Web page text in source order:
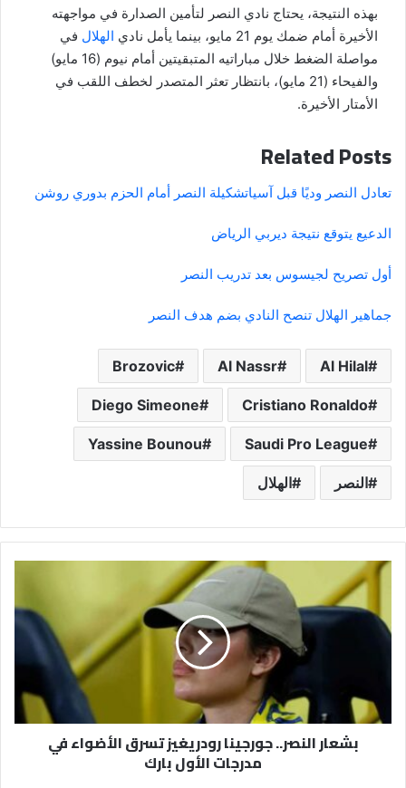
بهذه النتيجة، يحتاج نادي النصر لتأمين الصدارة في مواجهته
الأخيرة أمام ضمك يوم 21 مايو، بينما يأمل نادي
الهلال في
مواصلة الضغط خلال مباراتيه المتبقيتين أمام نيوم (16 مايو)
والفيحاء (21 مايو)، بانتظار تعثر المتصدر لخطف اللقب في
الأمتار الأخيرة.
Related Posts
تعادل النصر وديًا قبل آسياتشكيلة النصر أمام الحزم بدوري روشن
الدعيع يتوقع نتيجة ديربي الرياض
أول تصريح لجيسوس بعد تدريب النصر
جماهير الهلال تنصح النادي بضم هدف النصر
Al Hilal
Al Nassr
Brozovic
Cristiano Ronaldo
Diego Simeone
Saudi Pro League
Yassine Bounou
النصر الهلال
بشعار
النصر..
جورجينا
رودريغيز
مدرجات
الأول
بشعار النصر.. جورجينا رودريغيز تسرق الأضواء في
مدرجات الأول بارك